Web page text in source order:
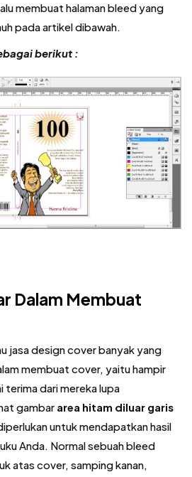
membuat halaman bleed yang
pada artikel dibawah.
berikut :
Dalam Membuat
jasa design cover banyak yang
membuat cover, yaitu hampir
terima dari mereka lupa
gambar area hitam diluar garis
untuk mendapatkan hasil
Anda. Normal sebuah bleed
atas cover, samping kanan,